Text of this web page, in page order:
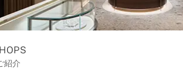
紹介